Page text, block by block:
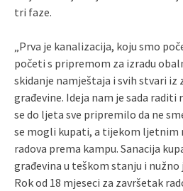
tri faze.
„Prva je kanalizacija, koju smo
početi s pripremom za izradu
skidanje namještaja i svih stvari iz
građevine. Ideja nam je sada raditi
se do ljeta sve pripremilo da ne
se mogli kupati, a tijekom ljetnim
radova prema kampu. Sanacija
građevina u teškom stanju i
Rok od 18 mjeseci za završetak